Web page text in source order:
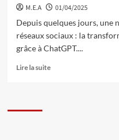
M.E.A
01/04/2025
Depuis quelques jours, une
réseaux sociaux : la
grâce à ChatGPT....
Lire la suite